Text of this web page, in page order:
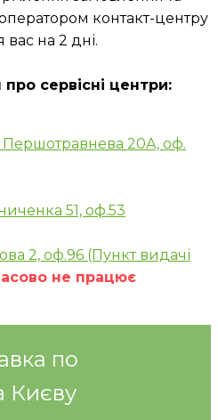
контакт-центру
вас на 2 дні.
сервісні центри:
Першотравнева 20А, оф.
51, оф.53
2, оф.96 (Пункт видачі
не працює
по
Києву